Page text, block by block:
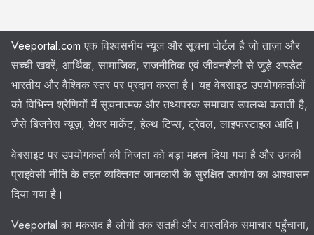
Veeportal.com एक विश्वसनीय न्यूज और सूचना पोर्टल है जो ताज़ा और
सच्ची खबरें, आर्थिक, सामाजिक, राजनीतिक एवं जीवनशैली से जुड़े अपडेट
भारतीय और वैश्विक स्तर पर प्रदान करता है। यह वेबसाइट उपयोगकर्ताओं
को विभिन्न श्रेणियों में सूचनात्मक और तथ्यपरक समाचार उपलब्ध कराती है,
जैसे बिजनेस न्यूज़, शेयर मार्केट, हेल्थ टिप्स, ट्रेवल, लाइफस्टाइल आदि।
वेबसाइट पर उपयोगकर्ता की निजता को बड़ा महत्व दिया गया है और उनकी
प्राइवेसी नीति के तहत व्यक्तिगत जानकारी के सुरक्षित उपयोग का आश्वासन
दिया गया है।
Veeportal का मकसद है लोगों तक सतही और वास्तविक समाचार पहुँचाना,